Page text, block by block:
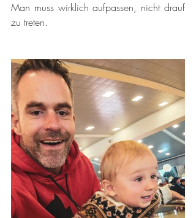
Man muss wirklich aufpassen, nicht drauf
zu treten.